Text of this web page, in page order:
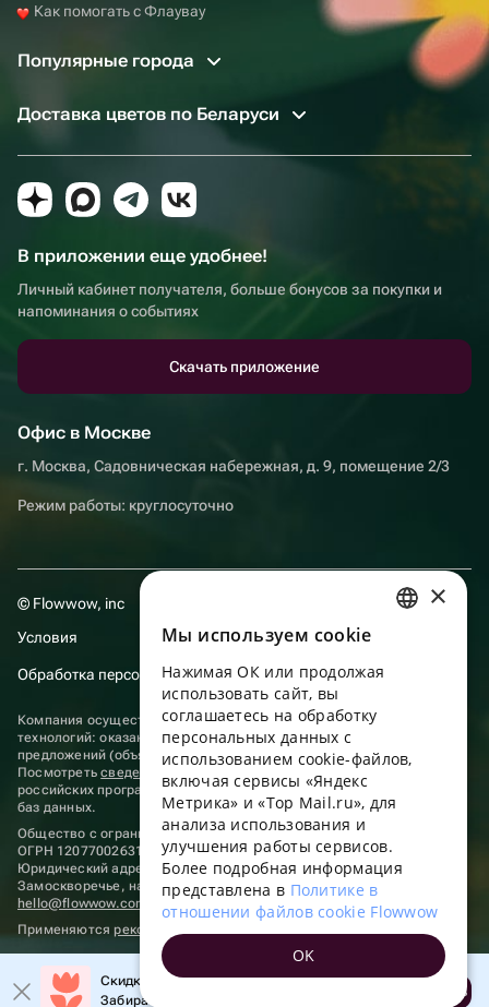
Как помогать с Флаувау
Популярные города
Доставка цветов по Беларуси
В приложении еще удобнее!
Личный кабинет получателя, больше бонусов за покупки и
напоминания о событиях
Скачать приложение
Офис в Москве
г. Москва, Садовническая набережная, д. 9, помещение 2/3
Режим работы: круглосуточно
© Flowwow, inc
Условия
Обработка персональных данных
Компания осуществляет деятельность в области информационных
технологий: оказание услуг в сети “Интернет” по размещению
предложений (объявлений) продавцов о реализации товаров.
Посмотретьсведения о программах
, включенных в реестр
российских программ для электронных вычислительных машин и
баз данных.
Общество с ограниченной ответственностью «ФЛАУВАУ»
ОГРН 1207700263198, ИНН 9702020445
Юридический адрес: г. Москва, вн.тер. г. Муниципальный округ
Замоскворечье, наб. Садовническая, д. 9, помещ. 2/3.
hello@flowwow.com
8 800 555-16-15
Применяютсярекомендательные технологии
Скидка до 10% на первый заказ!
Забирайте промокод в приложении!
Открыть
ENGLISH
UKRAINIAN
PORTUGUESE
FRENCH
TURKISH
×
Мы используем сookie
Нажимая ОК или продолжая
использовать сайт, вы
соглашаетесь на обработку
персональных данных с
использованием cookie-файлов,
включая сервисы «Яндекс
Метрика» и «Top Mail.ru», для
анализа использования и
улучшения работы сервисов.
Более подробная информация
представлена в Политике в
отношении файлов cookie Flowwow
OK